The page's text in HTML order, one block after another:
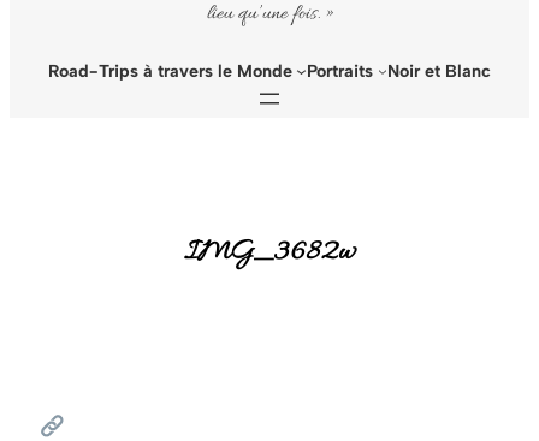
lieu qu’une fois. »
Road-Trips à travers le Monde Portraits Noir et Blanc
IMG_3682w